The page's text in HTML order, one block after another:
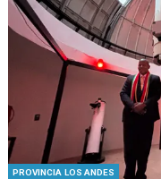
PROVINCIA LOS ANDES